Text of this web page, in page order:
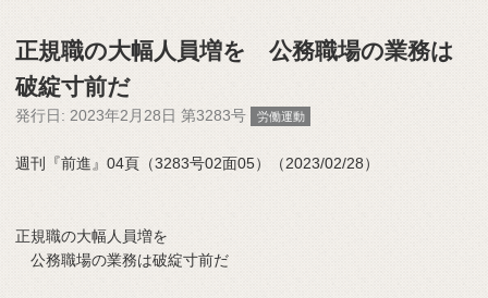
正規職の大幅人員増を 公務職場の業務は
破綻寸前だ
発行日: 2023年2月28日 第3283号 労働運動
週刊『前進』04頁（3283号02面05）（2023/02/28）
正規職の大幅人員増を
公務職場の業務は破綻寸前だ